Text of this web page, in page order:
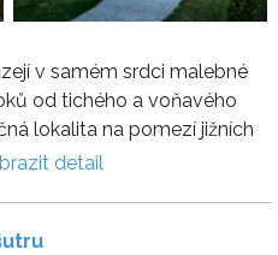
v samém srdci malebné
od tichého a voňavého
lokalita na pomezí jižních
detail